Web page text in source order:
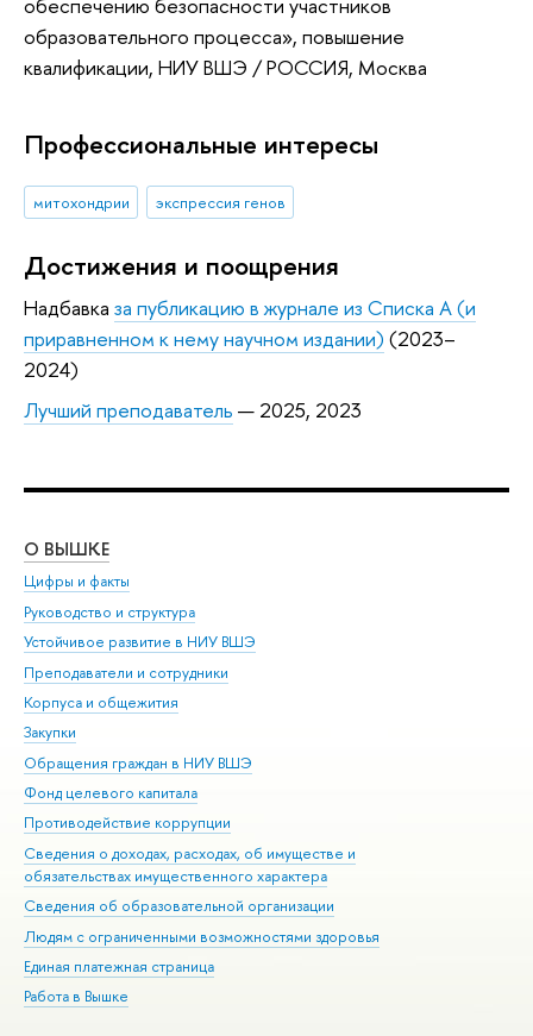
образовательного процесса», повышение
квалификации, НИУ ВШЭ / РОССИЯ, Москва
Профессиональные интересы
митохондрии экспрессия генов
Достижения и поощрения
Надбавка за публикацию в журнале из Списка А (и
приравненном к нему научном издании) (2023–
2024)
Лучший преподаватель — 2025, 2023
О ВЫШКЕ
Цифры и факты
Руководство и структура
Устойчивое развитие в НИУ ВШЭ
Преподаватели и сотрудники
Корпуса и общежития
Закупки
Обращения граждан в НИУ ВШЭ
Фонд целевого капитала
Противодействие коррупции
Сведения о доходах, расходах, об имуществе и
обязательствах имущественного характера
Сведения об образовательной организации
Людям с ограниченными возможностями здоровья
Единая платежная страница
Работа в Вышке